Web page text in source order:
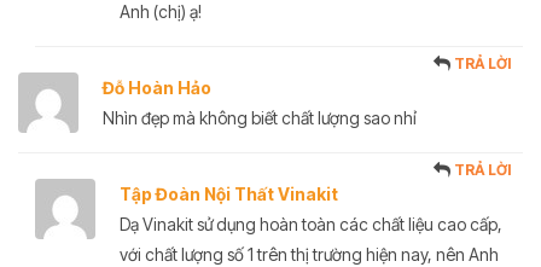
Anh (chị) ạ!
Đỗ Hoàn Hảo
TRẢ LỜI
Nhìn đẹp mà không biết chất lượng sao nhỉ
Tập Đoàn Nội Thất Vinakit
TRẢ LỜI
Dạ Vinakit sử dụng hoàn toàn các chất liệu cao cấp,
với chất lượng số 1 trên thị trường hiện nay, nên Anh